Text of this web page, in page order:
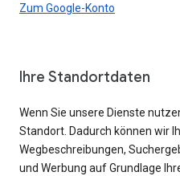
Zum Google-Konto
Ihre Standortdaten
Wenn Sie unsere Dienste
Standort. Dadurch können wir
Wegbeschreibungen,
und Werbung auf Grundlage